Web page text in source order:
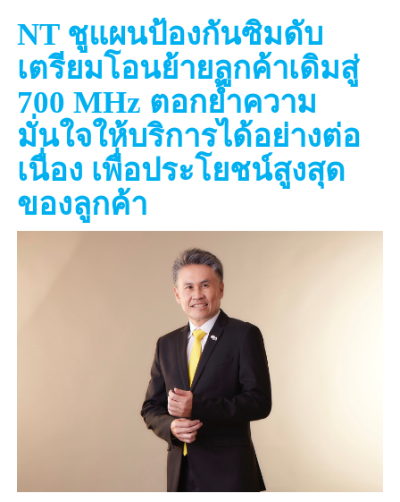
NT ชูแผนป้องกันซิมดับ
เตรียมโอนย้ายลูกค้าเดิมสู่
700 MHz ตอกย้ำความ
มั่นใจให้บริการได้อย่างต่อ
เนื่อง เพื่อประโยชน์สูงสุด
ของลูกค้า